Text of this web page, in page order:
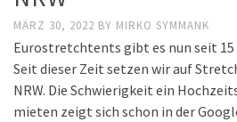
MÄRZ 30, 2022 BY MIRKO SYMMANK
Eurostretchtents gibt es nun seit
Seit dieser Zeit setzen wir auf
NRW. Die Schwierigkeit ein
mieten zeigt sich schon in der